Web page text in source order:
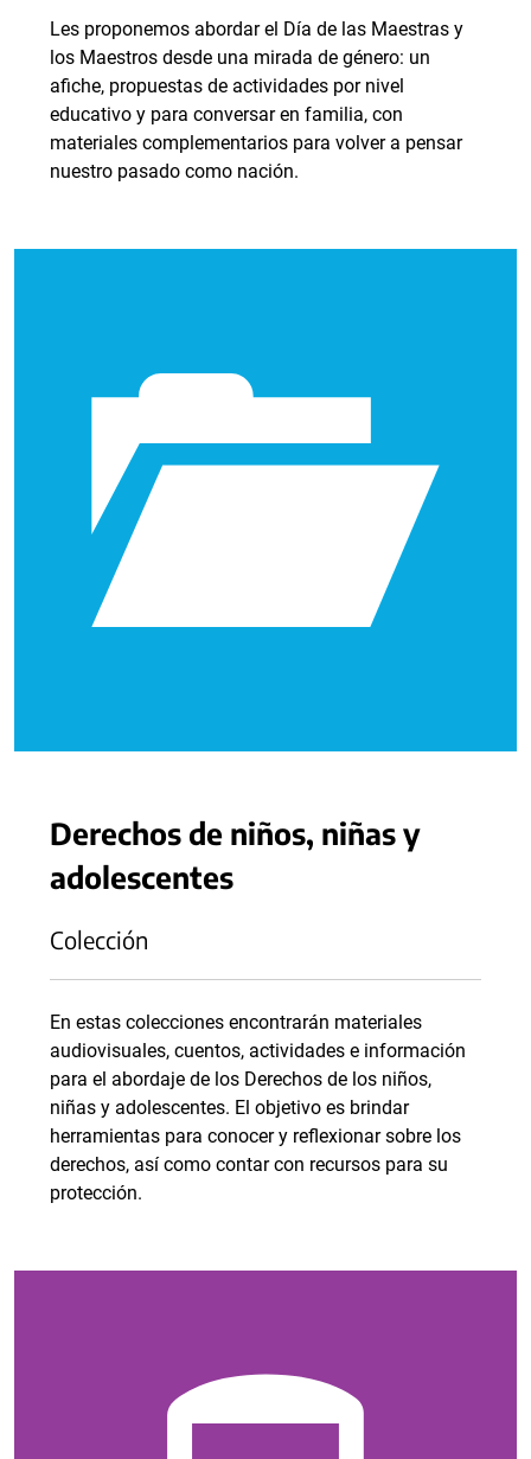
Les proponemos abordar el Día de las Maestras y
los Maestros desde una mirada de género: un
afiche, propuestas de actividades por nivel
educativo y para conversar en familia, con
materiales complementarios para volver a pensar
nuestro pasado como nación.
Derechos de niños, niñas y
adolescentes
Colección
En estas colecciones encontrarán materiales
audiovisuales, cuentos, actividades e información
para el abordaje de los Derechos de los niños,
niñas y adolescentes. El objetivo es brindar
herramientas para conocer y reflexionar sobre los
derechos, así como contar con recursos para su
protección.